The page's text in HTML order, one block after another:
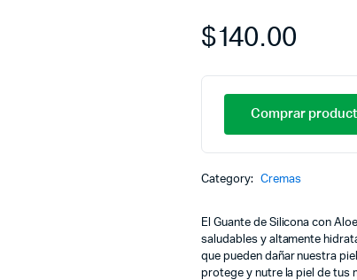
$140.00
Comprar
Category: Cremas
El Guante de Silicona con
saludables y altamente
que pueden dañar nuestra
protege y nutre la piel de tus